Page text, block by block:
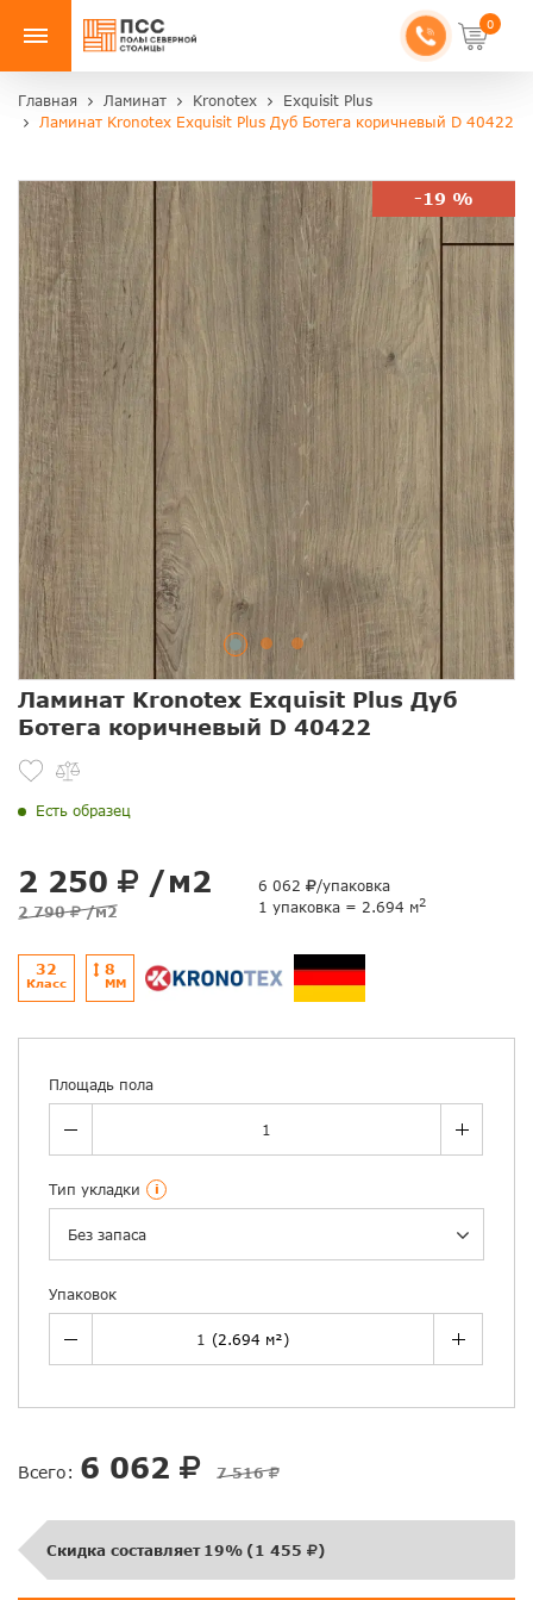
0
Главная Ламинат Kronotex
Exquisit Plus
Ламинат Kronotex Exquisit Plus Дуб Ботега коричневый D 40422
-19 %
Ламинат Kronotex Exquisit Plus Дуб
Ботега коричневый D 40422
Есть образец
2 250 /м2
2 790 /м2
6 062
/упаковка
1 упаковка = 2.694 м2
32
Класс
8
ММ
Площадь пола
Тип укладки i
Без запаса
Упаковок
Всего: 6 062 7 516
Скидка составляет 19% (1 455 )